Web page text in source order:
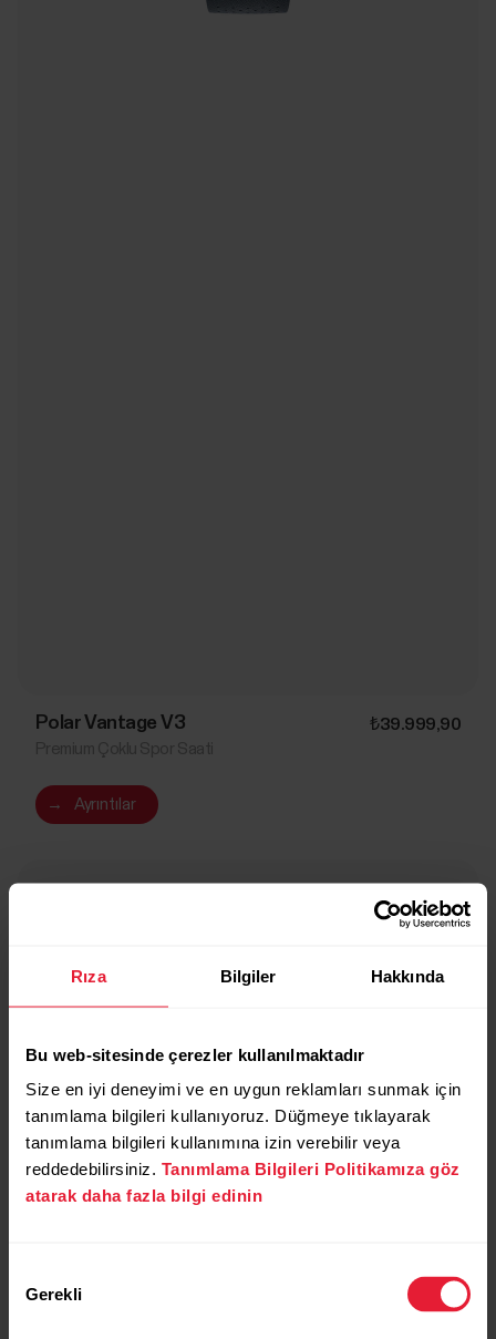
Rıza Bilgiler Hakkında
Bu web-sitesinde çerezler kullanılmaktadır
Size en iyi deneyimi ve en uygun reklamları sunmak için
tanımlama bilgileri kullanıyoruz. Düğmeye tıklayarak
tanımlama bilgileri kullanımına izin verebilir veya
reddedebilirsiniz. Tanımlama Bilgileri Politikamıza göz
atarak daha fazla bilgi edinin
Seçimi
Gerekli
Polar Vantage V3 ₺39.999,90
→ Ayrıntılar